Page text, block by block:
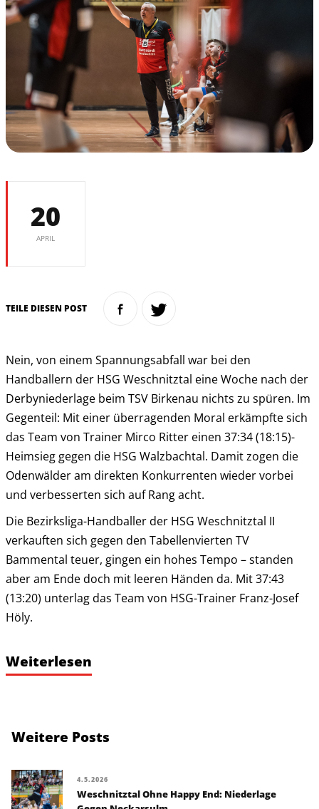
20
APRIL
TEILE DIESEN POST
Nein, von einem Spannungsabfall war bei den
Handballern der HSG Weschnitztal eine Woche nach der
Derbyniederlage beim TSV Birkenau nichts zu spüren. Im
Gegenteil: Mit einer überragenden Moral erkämpfte sich
das Team von Trainer Mirco Ritter einen 37:34 (18:15)-
Heimsieg gegen die HSG Walzbachtal. Damit zogen die
Odenwälder am direkten Konkurrenten wieder vorbei
und verbesserten sich auf Rang acht.
Die Bezirksliga-Handballer der HSG Weschnitztal II
verkauften sich gegen den Tabellenvierten TV
Bammental teuer, gingen ein hohes Tempo – standen
aber am Ende doch mit leeren Händen da. Mit 37:43
(13:20) unterlag das Team von HSG-Trainer Franz-Josef
Höly.
Weiterlesen
Weitere Posts
4.5.2026
Weschnitztal Ohne Happy End: Niederlage